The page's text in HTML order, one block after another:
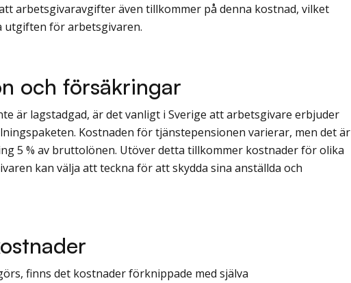
arbetsgivaravgifter även tillkommer på denna kostnad, vilket
för arbetsgivaren.
och försäkringar
är lagstadgad, är det vanligt i Sverige att arbetsgivare erbjuder
Kostnaden för tjänstepensionen varierar, men det är
5 % av bruttolönen. Utöver detta tillkommer kostnader för olika
kan välja att teckna för att skydda sina anställda och
finns det kostnader förknippade med själva